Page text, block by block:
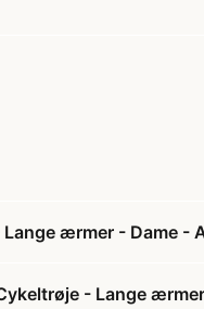
ærmer - Dame -
- Lange